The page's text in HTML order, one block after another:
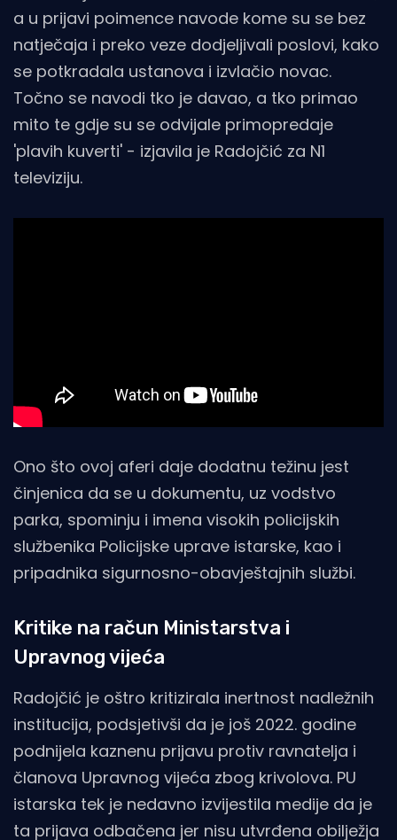
a u prijavi poimence navode kome su se bez
natječaja i preko veze dodjeljivali poslovi, kako
se potkradala ustanova i izvlačio novac.
Točno se navodi tko je davao, a tko primao
mito te gdje su se odvijale primopredaje
'plavih kuverti' - izjavila je Radojčić za N1
televiziju.
Ono što ovoj aferi daje dodatnu težinu jest
činjenica da se u dokumentu, uz vodstvo
parka, spominju i imena visokih policijskih
službenika Policijske uprave istarske, kao i
pripadnika sigurnosno-obavještajnih službi.
Kritike na račun Ministarstva i
Upravnog vijeća
Radojčić je oštro kritizirala inertnost nadležnih
institucija, podsjetivši da je još 2022. godine
podnijela kaznenu prijavu protiv ravnatelja i
članova Upravnog vijeća zbog krivolova. PU
istarska tek je nedavno izvijestila medije da je
ta prijava odbačena jer nisu utvrđena obilježja